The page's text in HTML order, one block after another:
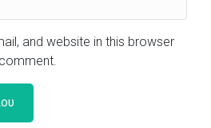
and website in this browser